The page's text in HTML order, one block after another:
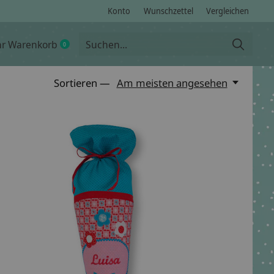
Konto Wunschzettel Vergleichen
Warenkorb 0items
Sortieren — Am meisten angesehen